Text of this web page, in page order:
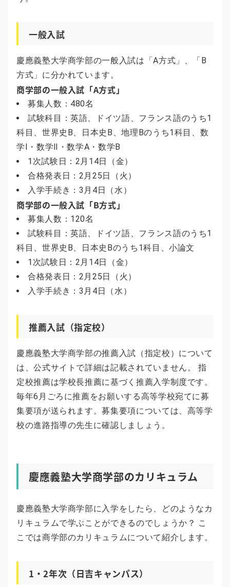
一般入試
慶應義塾大学商学部の一般入試は「A方式」、「B
方式」に分かれています。
商学部の一般入試「A方式」
募集人数：480名
試験科目：英語、ドイツ語、フランス語のうち1
科目、世界史B、日本史B、地理Bのうち1科目、数
学Ⅰ・数学Ⅱ・数学A・数学B
1次試験日：2月14日（金）
合格発表日：2月25日（火）
入学手続き：3月4日（水）
商学部の一般入試「B方式」
募集人数：120名
試験科目：英語、ドイツ語、フランス語のうち1
科目、世界史B、日本史Bのうち1科目、小論文
1次試験日：2月14日（金）
合格発表日：2月25日（火）
入学手続き：3月4日（水）
推薦入試（指定校）
慶應義塾大学商学部の推薦入試（指定校）について
は、公式サイトで詳細は記載されていません。 指
定校推薦は学校長推薦に基づく推薦入学制度です。
毎年6月ごろに推薦をお願いする高等学校宛てに募
集要項が送られます。募集要項については、高等学
校の進路指導の先生に確認しましょう。
慶應義塾大学商学部のカリキュラム
慶應義塾大学商学部に入学をしたら、どのようなカ
リキュラムで学ぶことができるのでしょうか？ こ
こでは商学部のカリキュラムについて紹介します。
1・2年次（日吉キャンパス）